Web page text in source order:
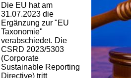
Die EU hat am
31.07.2023 die
Ergänzung zur
EU
Taxonomie
verabschiedet. Die
CSRD 2023/5303
(Corporate
Sustainable Reporting
Directive) tritt